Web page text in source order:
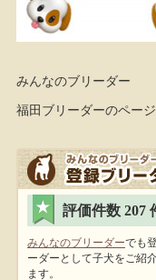
みんなのブリーダー
福田ブリーダーのページ